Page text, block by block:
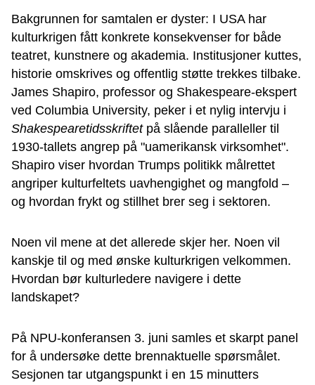
Bakgrunnen for samtalen er dyster: I USA har
kulturkrigen fått konkrete konsekvenser for både
teatret, kunstnere og akademia. Institusjoner kuttes,
historie omskrives og offentlig støtte trekkes tilbake.
James Shapiro, professor og Shakespeare-ekspert
ved Columbia University, peker i et nylig intervju i
Shakespearetidsskriftetpå slående paralleller til
1930-tallets angrep på "uamerikansk virksomhet".
Shapiro viser hvordan Trumps politikk målrettet
angriper kulturfeltets uavhengighet og mangfold –
og hvordan frykt og stillhet brer seg i sektoren.
Noen vil mene at det allerede skjer her. Noen vil
kanskje til og med ønske kulturkrigen velkommen.
Hvordan bør kulturledere navigere i dette
landskapet?
På NPU-konferansen 3. juni samles et skarpt panel
for å undersøke dette brennaktuelle spørsmålet.
Sesjonen tar utgangspunkt i en 15 minutters